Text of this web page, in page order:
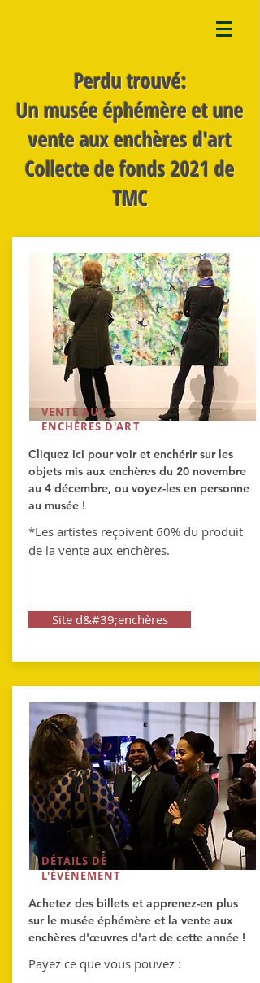
Perdu trouvé:
Un musée éphémère et une
vente aux enchères d'art
Collecte de fonds 2021 de
TMC
VENTE AUX
ENCHÈRES D'ART
Cliquez ici pour voir et enchérir sur les
objets mis aux enchères du 20 novembre
au 4 décembre, ou voyez-les en personne
au musée !
*Les artistes reçoivent 60% du produit
de la vente aux enchères.
Site d&#39;enchères
DÉTAILS DE
L'ÉVÈNEMENT
Achetez des billets et apprenez-en plus
sur le musée éphémère et la vente aux
enchères d'œuvres d'art de cette année !
Payez ce que vous pouvez :